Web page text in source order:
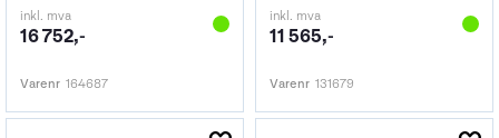
inkl. mva
16 752,-
Varenr 164687
inkl. mva
11 565,-
Varenr 131679